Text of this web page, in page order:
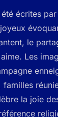
écrites
le
Les
la joie